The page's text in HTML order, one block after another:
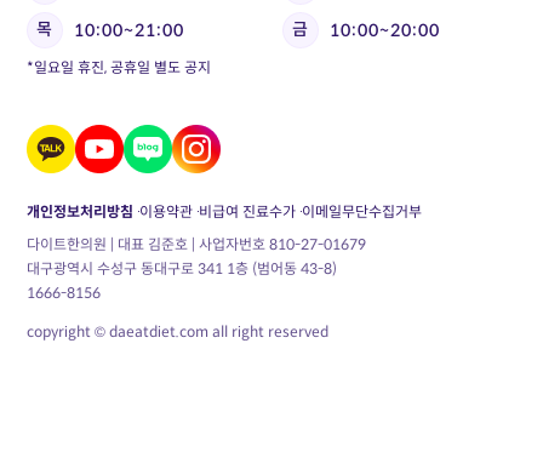
목
10:00~21:00 금 10:00~20:00
*일요일 휴진, 공휴일 별도 공지
개인정보처리방침 이용약관 비급여 진료수가 이메일무단수집거부
다이트한의원 | 대표 김준호 | 사업자번호 810-27-01679
대구광역시 수성구 동대구로 341 1층 (범어동 43-8)
1666-8156
copyright © daeatdiet.com all right reserved